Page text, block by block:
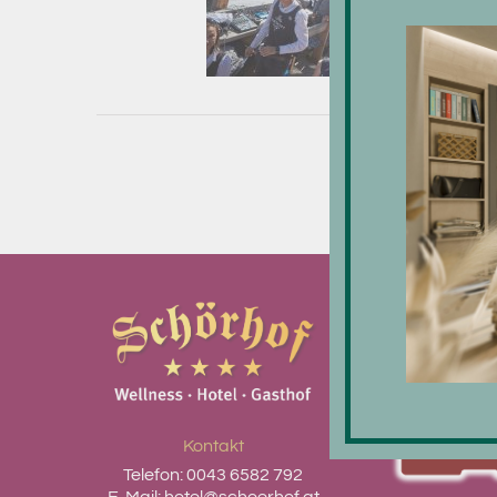
Kontakt
Telefon:0043 6582 792